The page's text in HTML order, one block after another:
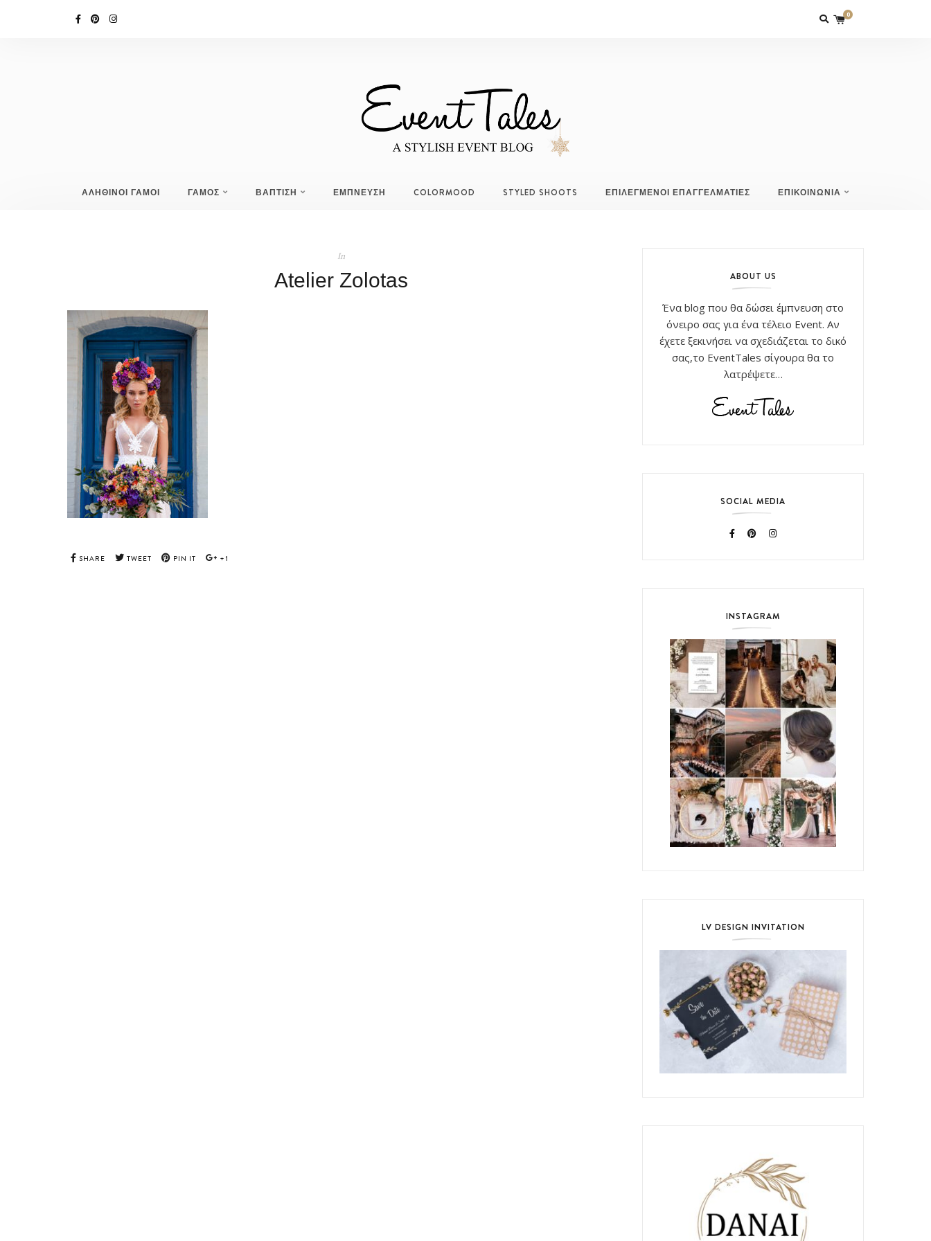
0
ΑΛΗΘΙΝΟΙ ΓΑΜΟΙ ΓΑΜΟΣ ΒΑΠΤΙΣΗ ΕΜΠΝΕΥΣΗ COLORMOOD STYLED SHOOTS ΕΠΙΛΕΓΜΕΝΟΙ ΕΠΑΓΓΕΛΜΑΤΙΕΣ ΕΠΙΚΟΙΝΩΝΙΑ
In
Atelier Zolotas
SHARE TWEET PIN IT +1
ABOUT US
Ένα blog που θα δώσει έμπνευση στο
όνειρο σας για ένα τέλειο Event. Αν
έχετε ξεκινήσει να σχεδιάζεται το δικό
σας,το EventTales σίγουρα θα το
λατρέψετε…
SOCIAL MEDIA
INSTAGRAM
LV DESIGN INVITATION